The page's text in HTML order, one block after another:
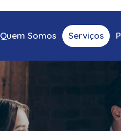
Quem Somos Serviços